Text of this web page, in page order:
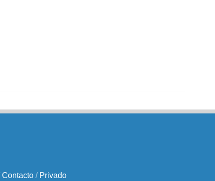
Contacto / Privado